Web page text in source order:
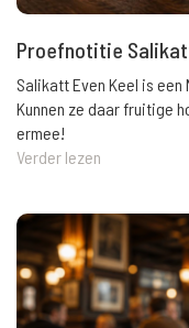
Proefnotitie
Salikatt Even Keel is een
Kunnen ze daar fruitige
ermee!
Verder lezen